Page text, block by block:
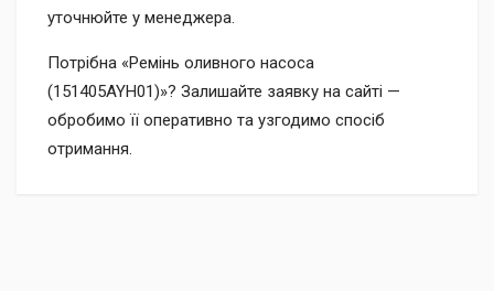
уточнюйте у менеджера.
Потрібна «Ремінь оливного насоса
(151405AYH01)»? Залишайте заявку на сайті —
обробимо її оперативно та узгодимо спосіб
отримання.